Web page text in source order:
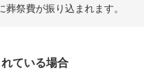
祭費が振り込まれます。
ている場合